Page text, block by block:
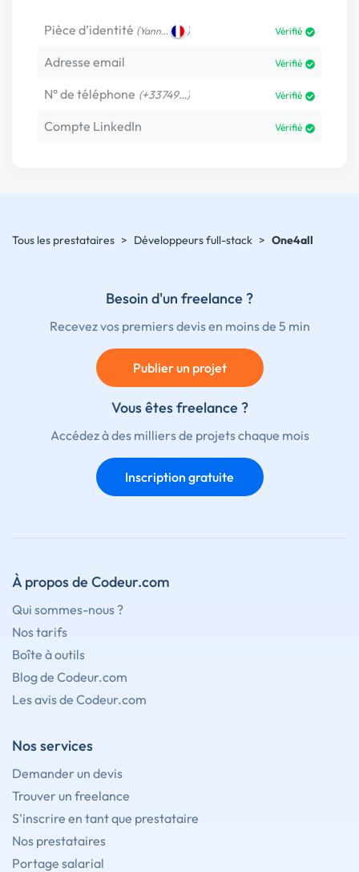
Pièce d’identité (Yann… ) Vérifié
Adresse email Vérifié
N° de téléphone (+33749…) Vérifié
Compte LinkedIn Vérifié
Tous les prestataires > Développeurs full-stack > One4all
Besoin d'un freelance ?
Recevez vos premiers devis en moins de 5 min
Publier un projet
Vous êtes freelance ?
Accédez à des milliers de projets chaque mois
Inscription gratuite
À propos de Codeur.com
Qui sommes-nous ?
Nos tarifs
Boîte à outils
Blog de Codeur.com
Les avis de Codeur.com
Nos services
Demander un devis
Trouver un freelance
S'inscrire en tant que prestataire
Nos prestataires
Portage salarial